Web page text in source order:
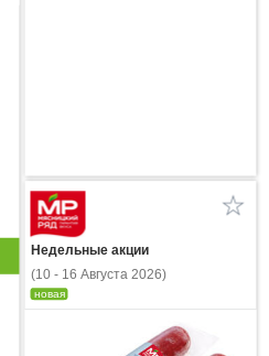
Недельные акции
(10 - 16 Августа 2026)
новая